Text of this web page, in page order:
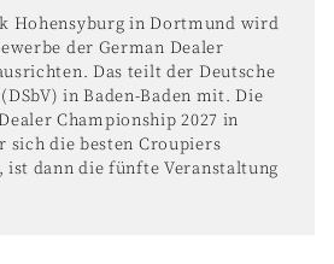
Hohensyburg in Dortmund wird
der German Dealer
Das teilt der Deutsche
in Baden-Baden mit. Die
Championship 2027 in
sich die besten Croupiers
ist dann die fünfte Veranstaltung